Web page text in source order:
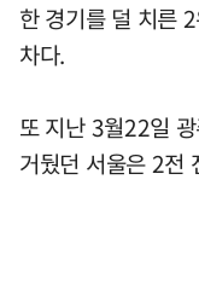
한 경기를 덜 치른
차다.
또 지난 3월22일
거뒀던 서울은 2전